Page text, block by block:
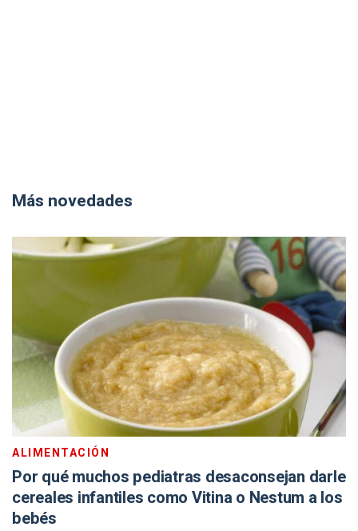
Más novedades
ALIMENTACIÓN
Por qué muchos pediatras desaconsejan darle
cereales infantiles como Vitina o Nestum a los
bebés